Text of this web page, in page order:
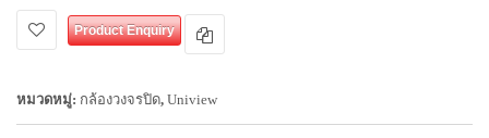
Product Enquiry
หมวดหมู่: กล้องวงจรปิด, Uniview